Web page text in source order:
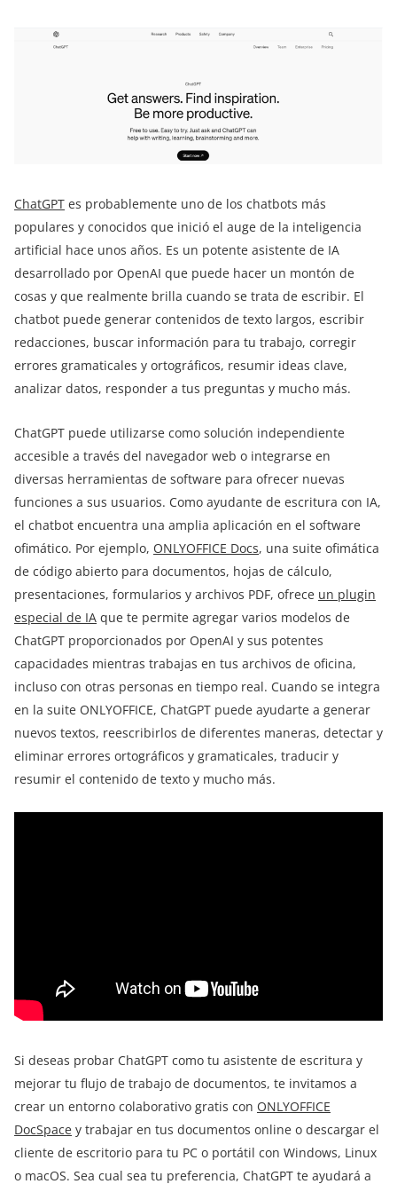
ChatGPT es probablemente uno de los chatbots más
populares y conocidos que inició el auge de la inteligencia
artificial hace unos años. Es un potente asistente de IA
desarrollado por OpenAI que puede hacer un montón de
cosas y que realmente brilla cuando se trata de escribir. El
chatbot puede generar contenidos de texto largos, escribir
redacciones, buscar información para tu trabajo, corregir
errores gramaticales y ortográficos, resumir ideas clave,
analizar datos, responder a tus preguntas y mucho más.
ChatGPT puede utilizarse como solución independiente
accesible a través del navegador web o integrarse en
diversas herramientas de software para ofrecer nuevas
funciones a sus usuarios. Como ayudante de escritura con IA,
el chatbot encuentra una amplia aplicación en el software
ofimático. Por ejemplo, ONLYOFFICE Docs, una suite ofimática
de código abierto para documentos, hojas de cálculo,
presentaciones, formularios y archivos PDF, ofrece un plugin
especial de IA que te permite agregar varios modelos de
ChatGPT proporcionados por OpenAI y sus potentes
capacidades mientras trabajas en tus archivos de oficina,
incluso con otras personas en tiempo real. Cuando se integra
en la suite ONLYOFFICE, ChatGPT puede ayudarte a generar
nuevos textos, reescribirlos de diferentes maneras, detectar y
eliminar errores ortográficos y gramaticales, traducir y
resumir el contenido de texto y mucho más.
Si deseas probar ChatGPT como tu asistente de escritura y
mejorar tu flujo de trabajo de documentos, te invitamos a
crear un entorno colaborativo gratis con ONLYOFFICE
DocSpace y trabajar en tus documentos online o descargar el
cliente de escritorio para tu PC o portátil con Windows, Linux
o macOS. Sea cual sea tu preferencia, ChatGPT te ayudará a